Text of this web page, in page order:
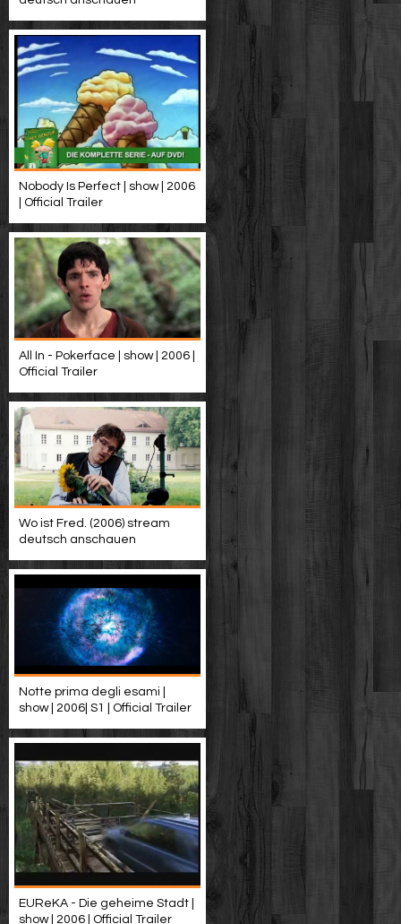
Nobody Is Perfect | show | 2006
| Official Trailer
All In - Pokerface | show | 2006 |
Official Trailer
Wo ist Fred. (2006) stream
deutsch anschauen
Notte prima degli esami |
show | 2006| S1 | Official Trailer
EUReKA - Die geheime Stadt |
show | 2006 | Official Trailer